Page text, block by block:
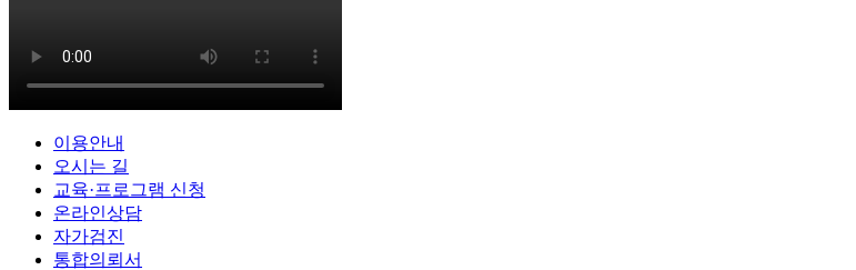
이용안내
오시는 길
교육·프로그램 신청
온라인상담
자가검진
통합의뢰서